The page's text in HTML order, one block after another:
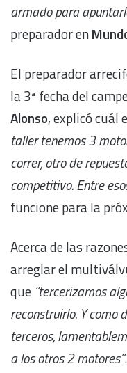
armado para
preparador en
El preparador
la 3ª fecha del
Alonso, explicó cuál
taller tenemos 3
correr, otro de
competitivo. Entre
funcione para la
Acerca de las
arreglar el
que “tercerizamos
reconstruirlo. Y como
terceros,
a los otros 2 motores”.